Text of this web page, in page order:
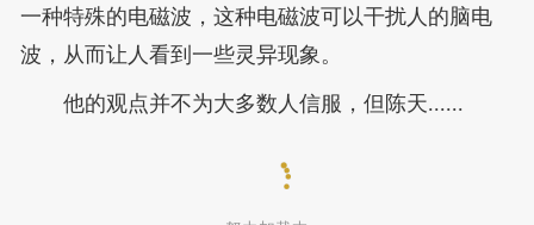
一种特殊的电磁波，这种电磁波可以干扰人的脑电
波，从而让人看到一些灵异现象。
他的观点并不为大多数人信服，但陈天......